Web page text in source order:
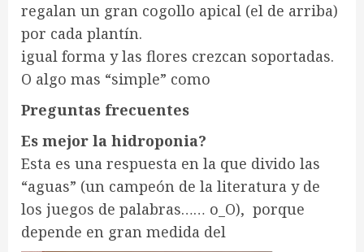
regalan un gran cogollo apical (el de arriba)
por cada plantín.
igual forma y las flores crezcan soportadas.
O algo mas “simple” como
Preguntas frecuentes
Es mejor la hidroponia?
Esta es una respuesta en la que divido las
“aguas” (un campeón de la literatura y de
los juegos de palabras…… o_O), porque
depende en gran medida del